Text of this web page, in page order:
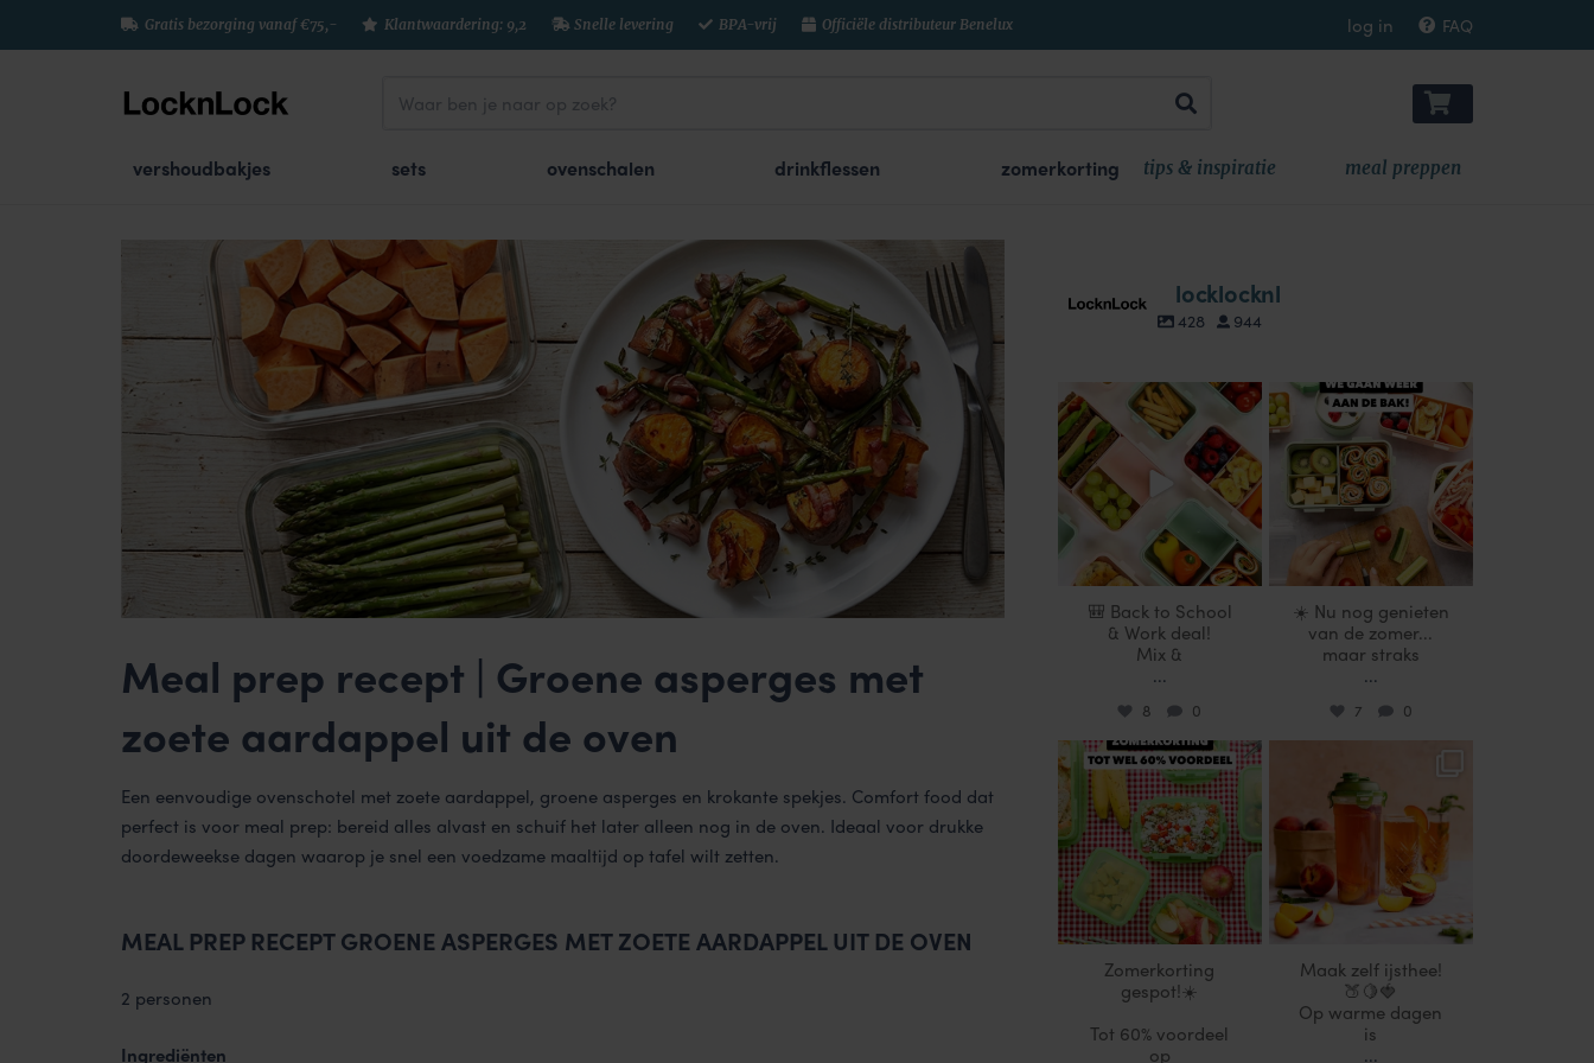
Gratis bezorging vanaf €75,- Klantwaardering: 9,2 Snelle levering BPA-vrij Officiële distributeur Benelux log in FAQ
vershoudbakjes sets ovenschalen drinkflessen zomerkorting tips & inspiratie meal preppen
Meal prep recept | Groene asperges met
zoete aardappel uit de oven
Een eenvoudige ovenschotel met zoete aardappel, groene asperges en krokante spekjes. Comfort food dat
perfect is voor meal prep: bereid alles alvast en schuif het later alleen nog in de oven. Ideaal voor drukke
doordeweekse dagen waarop je snel een voedzame maaltijd op tafel wilt zetten.
MEAL PREP RECEPT GROENE ASPERGES MET ZOETE AARDAPPEL UIT DE OVEN
2 personen
Ingrediënten
locklocknl
428 944
locklocknl
Aug 18
🎒 Back to School
& Work deal!
Mix &
...
8 0
locklocknl
Aug 14
☀️ Nu nog genieten
van de zomer...
maar straks
...
7 0
locklocknl
Jul 25
Zomerkorting
gespot!☀️
Tot 60% voordeel
op
Jul 17
Maak zelf ijsthee!
🍑🍋🍓
Op warme dagen
is
...